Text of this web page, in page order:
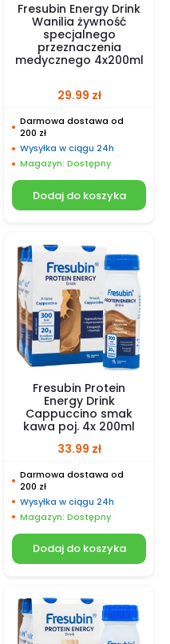
Fresubin Energy Drink
Wanilia żywność
specjalnego
przeznaczenia
medycznego 4x200ml
29.99 zł
Darmowa dostawa od
200 zł
Wysyłka w ciągu 24h
Magazyn: Dostępny
Dodaj do koszyka
Fresubin Protein
Energy Drink
Cappuccino smak
kawa poj. 4x 200ml
33.99 zł
Darmowa dostawa od
200 zł
Wysyłka w ciągu 24h
Magazyn: Dostępny
Dodaj do koszyka